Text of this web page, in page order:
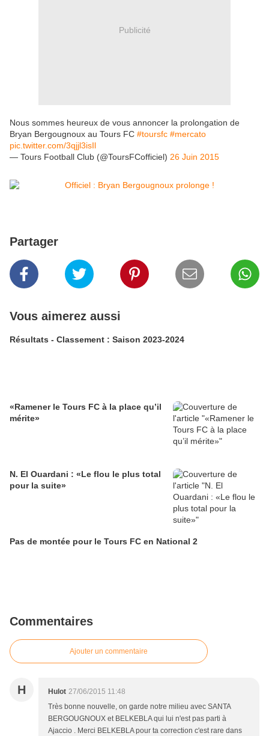
Publicité
Nous sommes heureux de vous annoncer la prolongation de
Bryan Bergougnoux au Tours FC #toursfc #mercato
pic.twitter.com/3qjjl3isIl
— Tours Football Club (@ToursFCofficiel) 26 Juin 2015
Partager
Vous aimerez aussi
Résultats - Classement : Saison 2023-2024
«Ramener le Tours FC à la place qu’il
mérite»
N. El Ouardani : «Le flou le plus total
pour la suite»
Pas de montée pour le Tours FC en National 2
Commentaires
Ajouter un commentaire
H Hulot 27/06/2015 11:48
Très bonne nouvelle, on garde notre milieu avec SANTA
BERGOUGNOUX et BELKEBLA qui lui n'est pas parti à
Ajaccio . Merci BELKEBLA pour ta correction c'est rare dans